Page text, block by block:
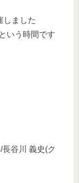
しました
いう時間です
長谷川 義史(ク